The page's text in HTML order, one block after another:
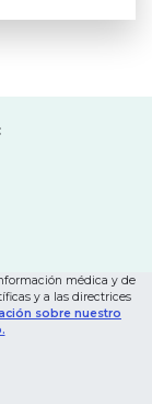
médica y de
y a las directrices
sobre nuestro